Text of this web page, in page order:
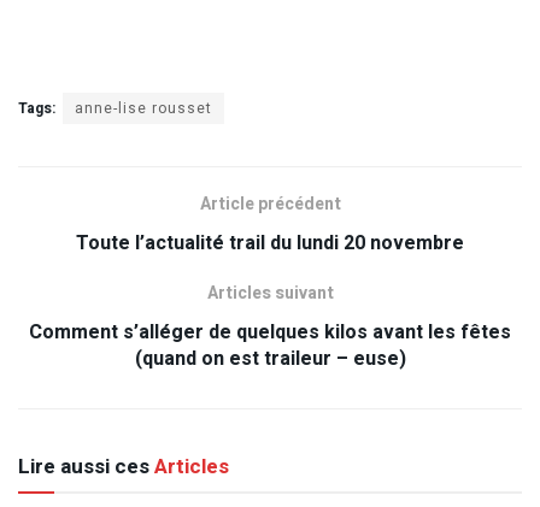
Tags: anne-lise rousset
Article précédent
Toute l’actualité trail du lundi 20 novembre
Articles suivant
Comment s’alléger de quelques kilos avant les fêtes
(quand on est traileur – euse)
Lire aussi cesArticles